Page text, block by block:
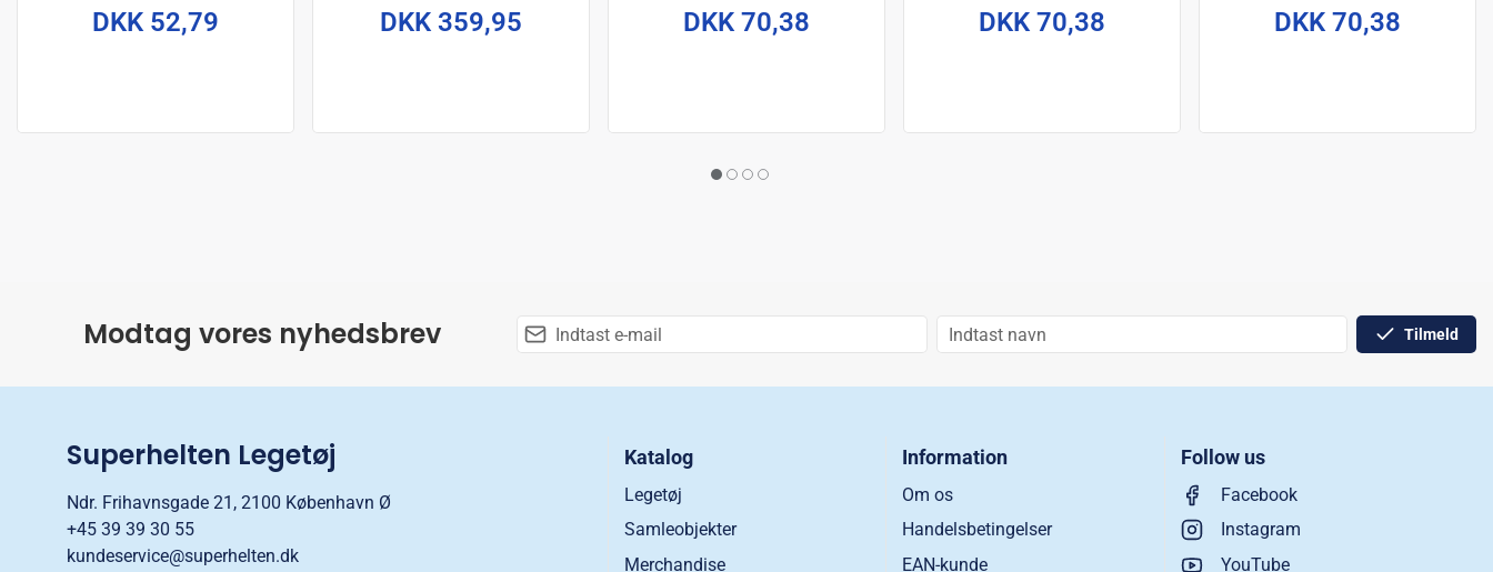
DKK 52,79 DKK 359,95 DKK 70,38 DKK 70,38 DKK 70,38
Modtag vores nyhedsbrev Tilmeld
Superhelten Legetøj
Ndr. Frihavnsgade 21, 2100 København Ø
+45 39 39 30 55
kundeservice@superhelten.dk
Katalog
Legetøj
Samleobjekter
Merchandise
Information
Om os
Handelsbetingelser
EAN-kunde
Follow us
Facebook
Instagram
YouTube